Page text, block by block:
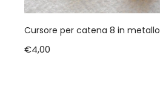
Cursore per catena 8 in metallo
€4,00